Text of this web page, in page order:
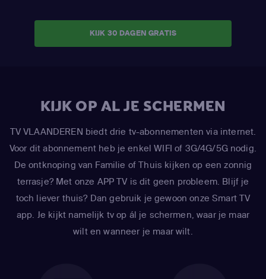
KIJK 30 DAGEN GRATIS
KIJK OP AL JE SCHERMEN
TV VLAANDEREN biedt drie tv-abonnementen via internet.
Voor dit abonnement heb je enkel WIFI of 3G/4G/5G nodig.
De ontknoping van Familie of Thuis kijken op een zonnig
terrasje? Met onze APP TV is dit geen probleem. Blijf je
toch liever thuis? Dan gebruik je gewoon onze Smart TV
app. Je kijkt namelijk tv op ál je schermen, waar je maar
wilt en wanneer je maar wilt.